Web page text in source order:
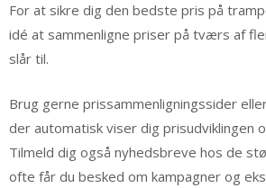
For at sikre dig den bedste pris på
idé at sammenligne priser på tværs af
slår til.
Brug gerne prissammenligningssider
der automatisk viser dig prisudviklingen
Tilmeld dig også nyhedsbreve hos de
ofte får du besked om kampagner og